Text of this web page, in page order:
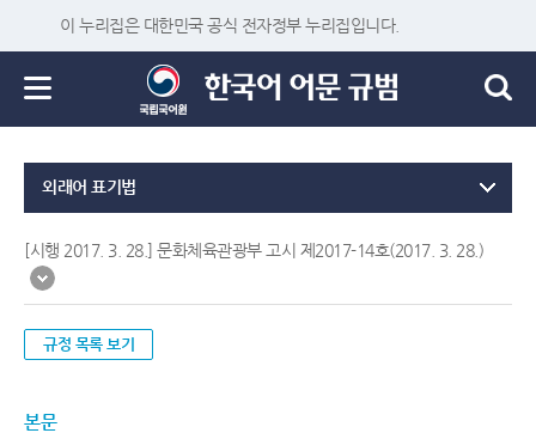
이 누리집은 대한민국 공식 전자정부 누리집입니다.
외래어 표기법
[시행 2017. 3. 28.] 문화체육관광부 고시 제2017-14호(2017. 3. 28.)
규정 목록 보기
본문